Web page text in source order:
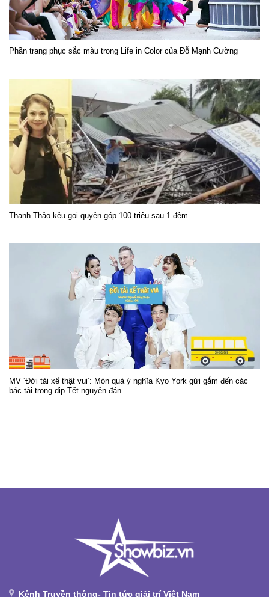
Phần trang phục sắc màu trong Life in Color của Đỗ Mạnh Cường
Thanh Thảo kêu gọi quyên góp 100 triệu sau 1 đêm
MV ‘Đời tài xế thật vui’: Món quà ý nghĩa Kyo York gửi gắm đến các
bác tài trong dịp Tết nguyên đán
Kênh Truyền thông- Tin tức giải trí Việt Nam